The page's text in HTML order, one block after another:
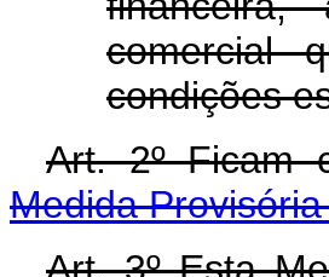
comercial
condições
Art. 2º Ficam
Medida